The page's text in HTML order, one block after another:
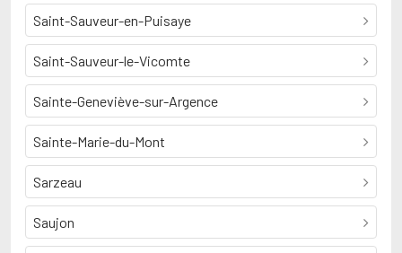
Saint-Sauveur-en-Puisaye
Saint-Sauveur-le-Vicomte
Sainte-Geneviève-sur-Argence
Sainte-Marie-du-Mont
Sarzeau
Saujon